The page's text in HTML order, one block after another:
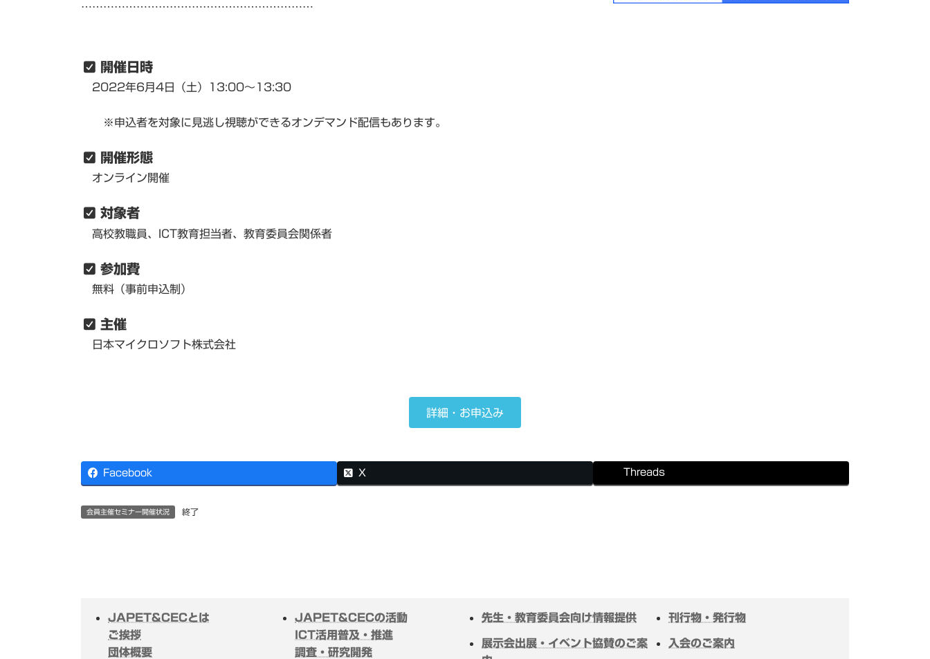
………………………………………………………
開催日時
2022年6月4日（土）13:00～13:30
※申込者を対象に見逃し視聴ができるオンデマンド配信もあります。
開催形態
オンライン開催
対象者
高校教職員、ICT教育担当者、教育委員会関係者
参加費
無料（事前申込制）
主催
日本マイクロソフト株式会社
詳細・お申込み
Facebook X Threads
会員主催セミナー開催状況 終了
JAPET&CECとは
ご挨拶
団体概要
JAPET&CECの活動
ICT活用普及・推進
調査・研究開発
先生・教育委員会向け情報提供
展示会出展・イベント協賛のご案
刊行物・発行物
入会のご案内